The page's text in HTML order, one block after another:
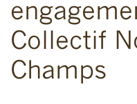
Collectif
Champs